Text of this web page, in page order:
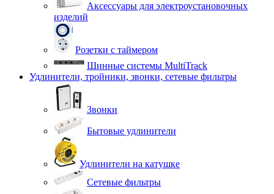
Аксессуары для электроустановочных
изделий
Розетки с таймером
Шинные системы MultiTrack
Удлинители, тройники, звонки, сетевые фильтры
Звонки
Бытовые удлинители
Удлинители на катушке
Сетевые фильтры